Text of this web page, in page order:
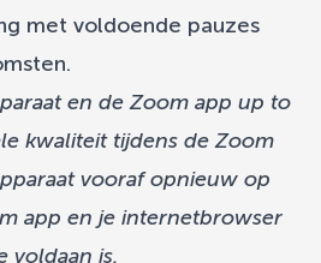
met voldoende pauzes
en de Zoom app up to
kwaliteit tijdens de Zoom
vooraf opnieuw op
app en je internetbrowser
voldaan is.